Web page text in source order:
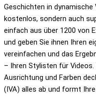
Geschichten in
kostenlos, sondern auch
einfach aus über 1200 von
und geben Sie ihnen Ihren
vereinfachen und das
– Ihren Stylisten für
Ausrichtung und Farben
(IVA) alles ab und formt